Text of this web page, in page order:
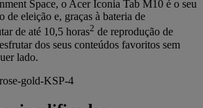
Space, o Acer Iconia Tab M10 é o seu
de eleição e, graças à bateria de
de até 10,5 horas2 de reprodução de
dos seus conteúdos favoritos sem
lado.